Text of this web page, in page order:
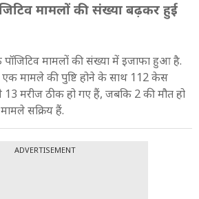
से इजाफा
के 7 केस
मामलों की संख्या बढ़कर हुई
पॉजिटिव मामलों की संख्या में इजाफा हुआ है.
एक मामले की पुष्टि होने के साथ 112 केस
मरीज ठीक हो गए हैं, जबकि 2 की मौत हो
सक्रिय हैं.
ADVERTISEMENT